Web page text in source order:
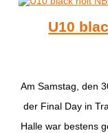
U10
​Am Samstag, den
der Final Day in
Halle war bestens